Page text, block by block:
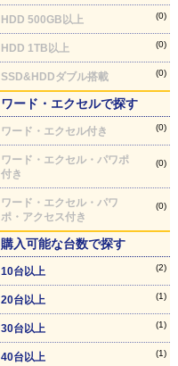
HDD 500GB以上 (0)
HDD 1TB以上 (0)
SSD&HDDダブル搭載 (0)
ワード・エクセルで探す
ワード・エクセル付き (0)
ワード・エクセル・パワポ
付き
(0)
ワード・エクセル・パワ
ポ・アクセス付き
(0)
購入可能な台数で探す
10台以上 (2)
20台以上 (1)
30台以上 (1)
40台以上 (1)